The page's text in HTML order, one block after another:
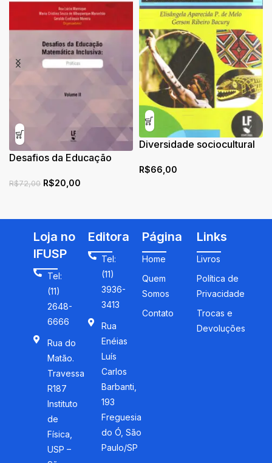
Desafios da Educação
Práticas
R$72,00 R$20,00
Diversidade sociocultural
para a pesquisa, o ensino
R$66,00
Loja no
IFUSP
Tel:
(11)
2648-
6666
Rua do
Matão.
Travessa
R187
Instituto
de
Física,
USP –
Editora
Tel:
(11)
3936-
3413
Rua
Enéias
Luís
Carlos
Barbanti,
193
Freguesia
do Ó, São
Paulo/SP
Página
Home
Quem
Somos
Contato
Links
Livros
Política de
Privacidade
Trocas e
Devoluções